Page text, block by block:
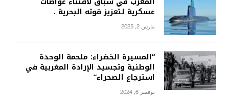
عسكرية لتعزيز قوته البحرية .
مارس 2, 2025
“المسيرة الخضراء: ملحمة الوحدة
الوطنية وتجسيد الإرادة المغربية في
استرجاع الصحراء”
نوفمبر 6, 2024